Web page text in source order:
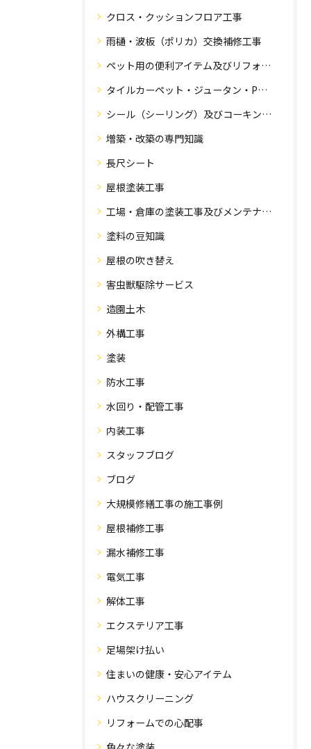
クロス・クッションフロア工事
雨樋・波板（ポリカ）交換補修工事
ペット用の便利アイテム及びリフォーム工事
タイルカーペット・ジュータン・Pタイル・床・フローリング工事
シール（シーリング）及びコーキング工事の専門知識
増築・改築の専門知識
長尺シート
屋根塗装工事
工場・倉庫の塗装工事及びメンテナンス
塗料の豆知識
屋根の吹き替え
害虫獣駆除サービス
造園土木
外構工事
塗装
防水工事
水回り・配管工事
内装工事
スタッフブログ
ブログ
大規模修繕工事の施工事例
屋根補修工事
漏水補修工事
電気工事
解体工事
エクステリア工事
足場架け払い
住まいの健康・安心アイテム
ハウスクリーニング
リフォームでの心配事